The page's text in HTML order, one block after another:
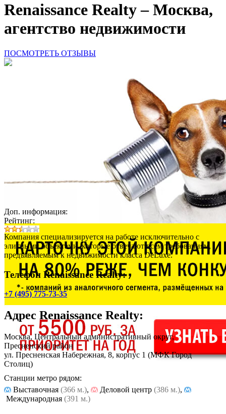
Renaissance Realty – Москва,
агентство недвижимости
ПОСМОТРЕТЬ ОТЗЫВЫ
Доп. информация:
Рейтинг:
Компания специализируется на работе исключительно с
элитными объектами, которые отвечают всем требованиям,
предъявляемым к недвижимости класса DeLuxe.
Телефон Renaissance Realty:
+7 (495) 775-73-35
Адрес Renaissance Realty:
Москва, Центральный административный округ,
Пресненский район
ул. Пресненская Набережная, 8, корпус 1 (МФК Город
Столиц)
Станции метро рядом:
Выставочная (366 м.), Деловой центр (386 м.),
Международная (391 м.)